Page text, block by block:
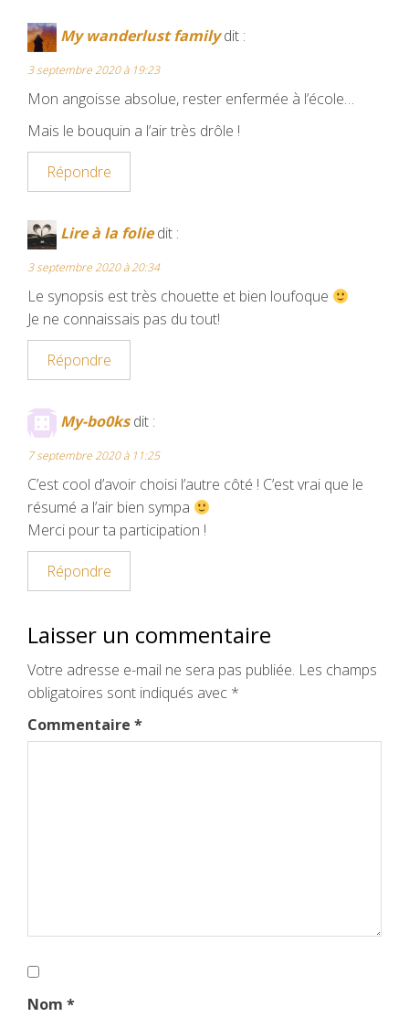
My wanderlust family dit :
3 septembre 2020 à 19:23
Mon angoisse absolue, rester enfermée à l’école…
Mais le bouquin a l’air très drôle !
Répondre
Lire à la folie dit :
3 septembre 2020 à 20:34
Le synopsis est très chouette et bien loufoque
Je ne connaissais pas du tout!
Répondre
My-bo0ks dit :
7 septembre 2020 à 11:25
C’est cool d’avoir choisi l’autre côté ! C’est vrai que le
résumé a l’air bien sympa
Merci pour ta participation !
Répondre
Laisser un commentaire
Votre adresse e-mail ne sera pas publiée. Les champs
obligatoires sont indiqués avec *
Commentaire *
Nom *